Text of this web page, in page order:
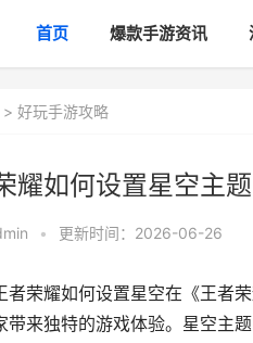
首页 爆款手游资讯
> 好玩手游攻略
耀如何设置星空主
• 更新时间：2026-06-26
者荣耀如何设置星空在《王者
带来独特的游戏体验。星空主